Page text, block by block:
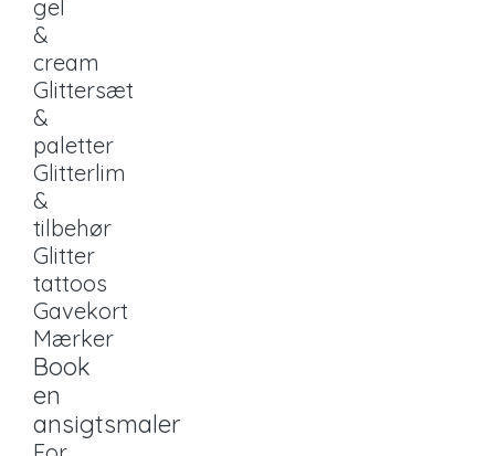
gel
&
cream
Glittersæt
&
paletter
Glitterlim
&
tilbehør
Glitter
tattoos
Gavekort
Mærker
Book
en
ansigtsmaler